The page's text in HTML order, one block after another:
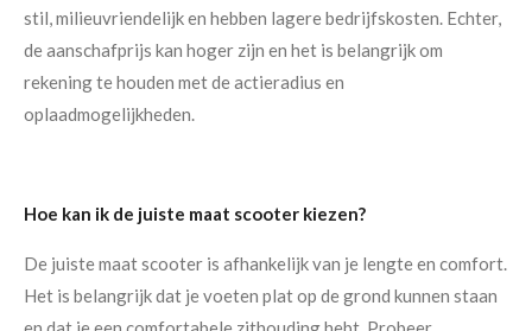
stil, milieuvriendelijk en hebben lagere bedrijfskosten. Echter,
de aanschafprijs kan hoger zijn en het is belangrijk om
rekening te houden met de actieradius en
oplaadmogelijkheden.
Hoe kan ik de juiste maat scooter kiezen?
De juiste maat scooter is afhankelijk van je lengte en comfort.
Het is belangrijk dat je voeten plat op de grond kunnen staan